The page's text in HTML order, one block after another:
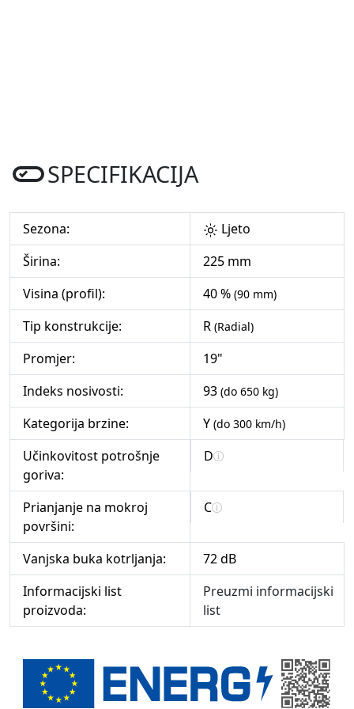
SPECIFIKACIJA
Sezona:
Ljeto
Širina:
225 mm
Visina (profil):
40 % (90 mm)
Tip konstrukcije: R (Radial)
Promjer:
19"
Indeks nosivosti:
93 (do 650 kg)
Kategorija brzine: Y (do 300 km/h)
Učinkovitost potrošnje
goriva:
D
Prianjanje na mokroj
površini:
C
Vanjska buka kotrljanja:
72 dB
Informacijski list
proizvoda:
Preuzmi informacijski
list